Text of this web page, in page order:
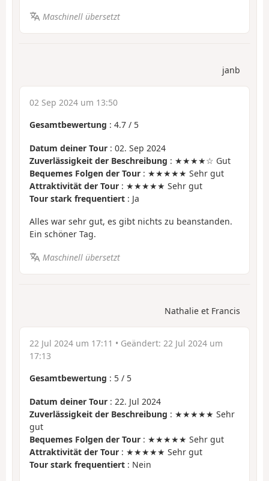
Maschinell übersetzt
janb
02 Sep 2024 um 13:50
Gesamtbewertung : 4.7 / 5
Datum deiner Tour : 02. Sep 2024
Zuverlässigkeit der Beschreibung : ★★★★☆ Gut
Bequemes Folgen der Tour : ★★★★★ Sehr gut
Attraktivität der Tour : ★★★★★ Sehr gut
Tour stark frequentiert : Ja
Alles war sehr gut, es gibt nichts zu beanstanden.
Ein schöner Tag.
Maschinell übersetzt
Nathalie et Francis
22 Jul 2024 um 17:11 • Geändert: 22 Jul 2024 um
17:13
Gesamtbewertung : 5 / 5
Datum deiner Tour : 22. Jul 2024
Zuverlässigkeit der Beschreibung : ★★★★★ Sehr
gut
Bequemes Folgen der Tour : ★★★★★ Sehr gut
Attraktivität der Tour : ★★★★★ Sehr gut
Tour stark frequentiert : Nein